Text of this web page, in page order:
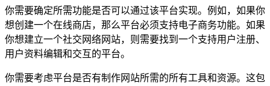
你需要确定所需功能是否可以通过该平台实现。例如，如果你
想创建一个在线商店，那么平台必须支持电子商务功能。如果
你想建立一个社交网络网站，则需要找到一个支持用户注册、
用户资料编辑和交互的平台。
你需要考虑平台是否有制作网站所需的所有工具和资源。这包